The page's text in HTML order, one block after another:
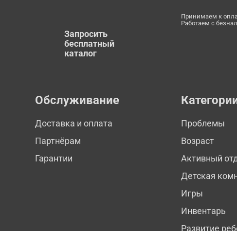
Запросить
бесплатный
каталог
Принимаем к
Работаем с
Обслуживание
Доставка и оплата
Партнёрам
Гарантии
Проблемы
Возраст
Активный
Детская
Игры
Инвентарь
Развитие